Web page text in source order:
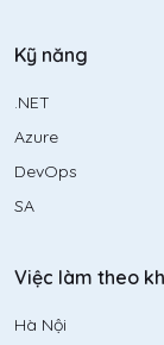
Kỹ năng
.NET
Azure
DevOps
SA
Việc làm theo
Hà Nội